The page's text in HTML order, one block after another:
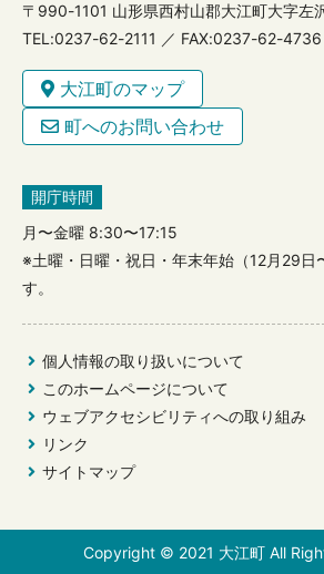
〒990-1101 山形県西村山郡大江町大字左
TEL:0237-62-2111 ／ FAX:0237-62-4736
大江町のマップ
町へのお問い合わせ
開庁時間
月〜金曜 8:30〜17:15
※土曜・日曜・祝日・年末年始（12月29日
す。
個人情報の取り扱いについて
このホームページについて
ウェブアクセシビリティへの取り組み
リンク
サイトマップ
Copyright © 2021 大江町 All